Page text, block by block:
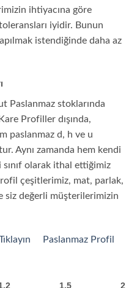
ihtiyacına göre
iyidir. Bunun
istendiğinde daha az
Paslanmaz stoklarında
Profiller dışında,
paslanmaz d, h ve u
Aynı zamanda hem kendi
olarak ithal ettiğimiz
çeşitlerimiz, mat, parlak,
siz değerli müşterilerimizin
Paslanmaz Profil
1,5 2